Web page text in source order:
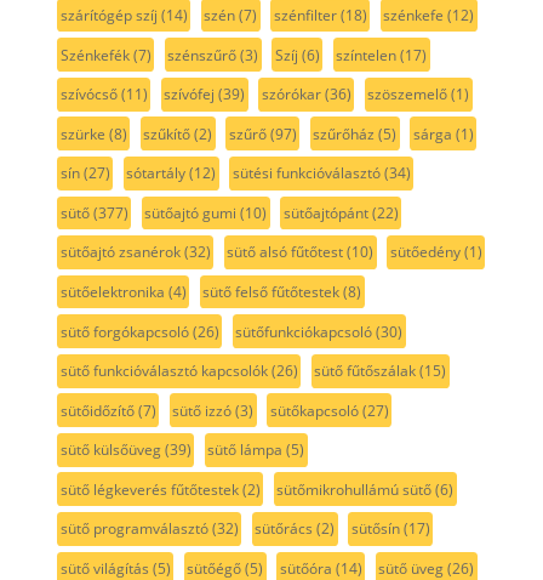
szárítógép szíj (14) szén(7) szénfilter(18) szénkefe (12)
Szénkefék(7) szénszűrő(3) Szíj (6) színtelen(17)
szívócső(11) szívófej (39) szórókar(36) szöszemelő(1)
szürke (8) szűkítő(2) szűrő(97) szűrőház (5) sárga (1)
sín(27) sótartály(12) sütési funkcióválasztó(34)
sütő(377) sütőajtó gumi (10) sütőajtópánt(22)
sütőajtó zsanérok(32) sütő alsó fűtőtest(10) sütőedény(1)
sütőelektronika (4) sütő felső fűtőtestek(8)
sütő forgókapcsoló(26) sütőfunkciókapcsoló(30)
sütő funkcióválasztó kapcsolók(26) sütő fűtőszálak(15)
sütőidőzítő(7) sütő izzó(3) sütőkapcsoló(27)
sütő külsőüveg(39) sütő lámpa (5)
sütő légkeverés fűtőtestek(2) sütőmikrohullámú sütő(6)
sütő programválasztó(32) sütőrács (2) sütősín(17)
sütő világítás (5) sütőégő(5) sütőóra (14) sütő üveg(26)